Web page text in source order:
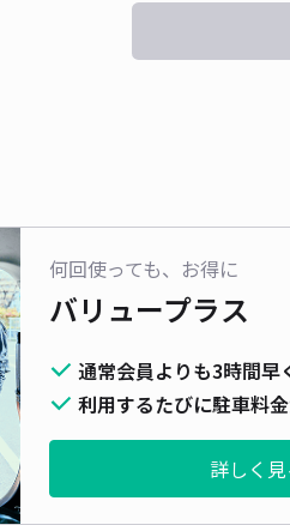
何回使っても、お得に
バリュープラス
通常会員よりも3時間早
利用するたびに駐車料
詳しく見